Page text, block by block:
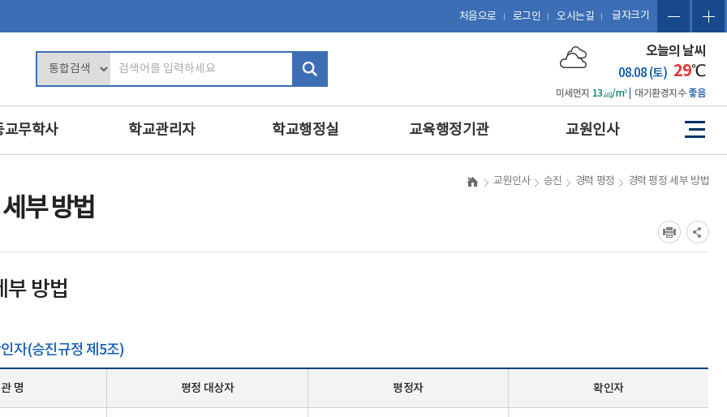
글자크기
처음으로 로그인 오시는길
검
색
입
오늘의 날씨
08.08 (토) 29℃
미세먼지 13㎍/m³ 대기환경지수 좋음
사
맵
교무학사
평가
육
양교육
지원체계 구축
학교관리자
의식·의전과 위원회
공공기록물 관리
안전 관리 및 사고 예방
학교행정실
세입
교육행정기관 교원인사
관련 법규
전보
교원인사 승진 경력 평정 경력 평정 세부 방법
부 방법
부 방법
자(승진규정 제5조)
명 평정 대상자 평정자 확인자